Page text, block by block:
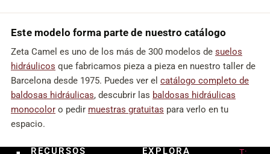
Este modelo forma parte de nuestro catálogo
Zeta Camel es uno de los más de 300 modelos de suelos
hidráulicos que fabricamos pieza a pieza en nuestro taller de
Barcelona desde 1975. Puedes ver el catálogo completo de
baldosas hidráulicas, descubrir las baldosas hidráulicas
monocolor o pedir muestras gratuitas para verlo en tu
espacio.
RECURSOS EXPLORA